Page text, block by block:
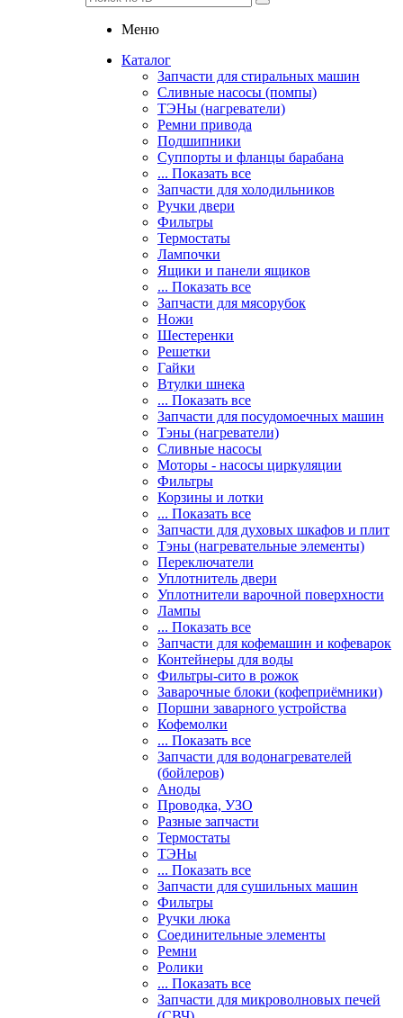
Меню
Каталог
Запчасти для стиральных машин
Сливные насосы (помпы)
ТЭНы (нагреватели)
Ремни привода
Подшипники
Суппорты и фланцы барабана
... Показать все
Запчасти для холодильников
Ручки двери
Фильтры
Термостаты
Лампочки
Ящики и панели ящиков
... Показать все
Запчасти для мясорубок
Ножи
Шестеренки
Решетки
Гайки
Втулки шнека
... Показать все
Запчасти для посудомоечных машин
Тэны (нагреватели)
Сливные насосы
Моторы - насосы циркуляции
Фильтры
Корзины и лотки
... Показать все
Запчасти для духовых шкафов и плит
Тэны (нагревательные элементы)
Переключатели
Уплотнитель двери
Уплотнители варочной поверхности
Лампы
... Показать все
Запчасти для кофемашин и кофеварок
Контейнеры для воды
Фильтры-сито в рожок
Заварочные блоки (кофеприёмники)
Поршни заварного устройства
Кофемолки
... Показать все
Запчасти для водонагревателей
(бойлеров)
Аноды
Проводка, УЗО
Разные запчасти
Термостаты
ТЭНы
... Показать все
Запчасти для сушильных машин
Фильтры
Ручки люка
Соединительные элементы
Ремни
Ролики
... Показать все
Запчасти для микроволновых печей